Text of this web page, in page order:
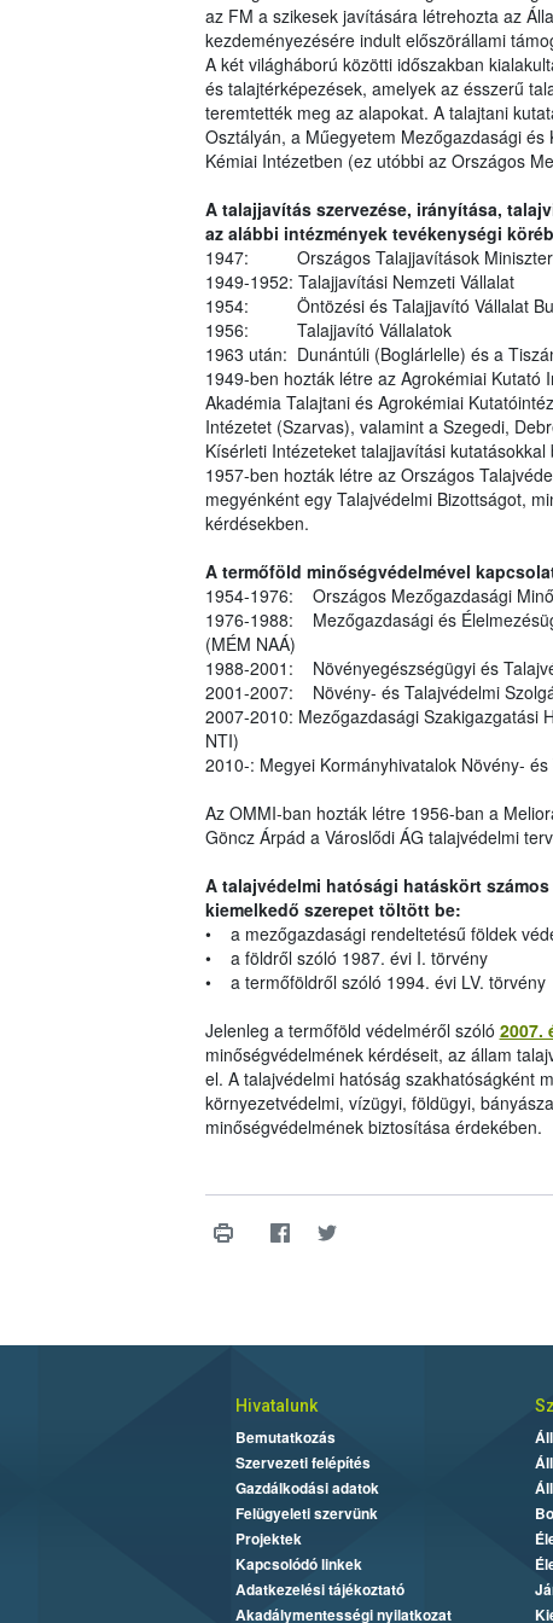
az FM a szikesek javítására létrehozta az
kezdeményezésére indult előszörállami
A két világháború közötti időszakban
és talajtérképezések, amelyek az ésszerű
teremtették meg az alapokat. A talajtani
Osztályán, a Műegyetem Mezőgazdasági
Kémiai Intézetben (ez utóbbi az Országos
A talajjavítás szervezése, irányítása,
az alábbi intézmények tevékenységi
1947: Országos Talajjavítások Miniszteri
1949-1952: Talajjavítási Nemzeti Vállalat
1954: Öntözési és Talajjavító Vállalat
1956: Talajjavító Vállalatok
1963 után: Dunántúli (Boglárlelle) és a
1949-ben hozták létre az Agrokémiai
Akadémia Talajtani és Agrokémiai
Intézetet (Szarvas), valamint a Szegedi,
Kísérleti Intézeteket talajjavítási kutatásokkal
1957-ben hozták létre az Országos
megyénként egy Talajvédelmi Bizottságot,
kérdésekben.
A termőföld minőségvédelmével
1954-1976: Országos Mezőgazdasági
1976-1988: Mezőgazdasági és
(MÉM NAÁ)
1988-2001: Növényegészségügyi és
2001-2007: Növény- és Talajvédelmi
2007-2010: Mezőgazdasági Szakigazgatási
NTI)
2010-: Megyei Kormányhivatalok Növény-
Az OMMI-ban hozták létre 1956-ban a
Göncz Árpád a Városlődi ÁG talajvédelmi
A talajvédelmi hatósági hatáskört
kiemelkedő szerepet töltött be:
• a mezőgazdasági rendeltetésű földek
• a földről szóló 1987. évi I. törvény
• a termőföldről szóló 1994. évi LV. törvény
Jelenleg a termőföld védelméről szóló 2007.
minőségvédelmének kérdéseit, az állam
el. A talajvédelmi hatóság szakhatóságként
környezetvédelmi, vízügyi, földügyi,
minőségvédelmének biztosítása érdekében.
Hivatalunk
Bemutatkozás
Szervezeti felépítés
Gazdálkodási adatok
Felügyeleti szervünk
Projektek
Kapcsolódó linkek
Adatkezelési tájékoztató
Akadálymentességi nyilatkozat